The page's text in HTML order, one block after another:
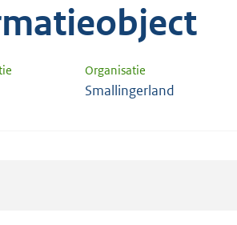
Organisatie
Smallingerland